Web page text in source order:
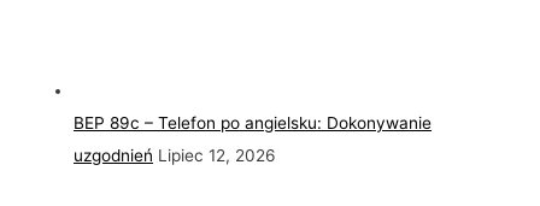
BEP 89c – Telefon po angielsku: Dokonywanie
uzgodnień Lipiec 12, 2026